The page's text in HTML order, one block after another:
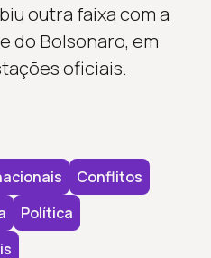
outra faixa com a
do Bolsonaro, em
oficiais.
Conflitos
Política